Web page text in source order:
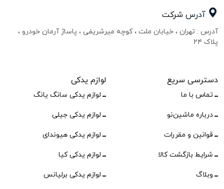
آدرس شرکت
آدرس : تهران ، خیابان ملت ، کوچه میرشریفی ، پاساژ آرمان خودرو ،
پلاک ۲۴
دسترسی سریع
تماس با ما
درباره ماشین‌نو
قوانین و مقررات
شرایط بازگشت کالا
وبلاگ
لوازم یدکی
لوازم یدکی سانگ یانگ
لوازم یدکی جیلی
لوازم یدکی هیوندای
لوازم یدکی کیا
لوازم یدکی برلیانس